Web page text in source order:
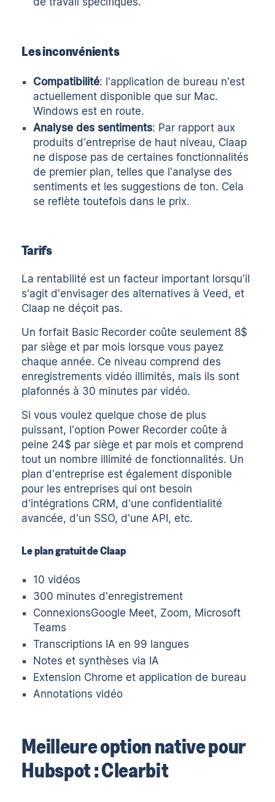
Les inconvénients
Compatibilité: l'application de bureau n'est
actuellement disponible que sur Mac.
Windows est en route.
Analyse des sentiments: Par rapport aux
produits d'entreprise de haut niveau, Claap
ne dispose pas de certaines fonctionnalités
de premier plan, telles que l'analyse des
sentiments et les suggestions de ton. Cela
se reflète toutefois dans le prix.
Tarifs
La rentabilité est un facteur important lorsqu'il
s'agit d'envisager des alternatives à Veed, et
Claap ne déçoit pas.
Un forfait Basic Recorder coûte seulement 8$
par siège et par mois lorsque vous payez
chaque année. Ce niveau comprend des
enregistrements vidéo illimités, mais ils sont
plafonnés à 30 minutes par vidéo.
Si vous voulez quelque chose de plus
puissant, l'option Power Recorder coûte à
peine 24$ par siège et par mois et comprend
tout un nombre illimité de fonctionnalités. Un
plan d'entreprise est également disponible
pour les entreprises qui ont besoin
d'intégrations CRM, d'une confidentialité
avancée, d'un SSO, d'une API, etc.
Le plan gratuit de Claap
10 vidéos
300 minutes d'enregistrement
ConnexionsGoogle Meet, Zoom, Microsoft
Teams
Transcriptions IA en 99 langues
Notes et synthèses via IA
Extension Chrome et application de bureau
Annotations vidéo
Meilleure option native pour
Hubspot : Clearbit